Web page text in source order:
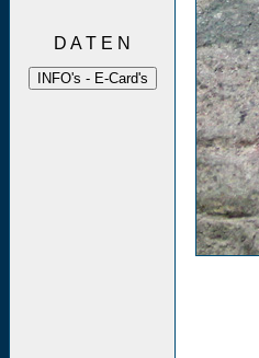
D A T E N